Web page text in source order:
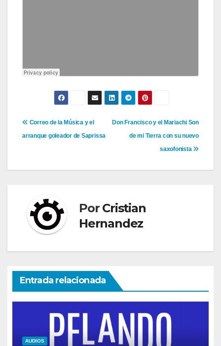
Navegación
de
entradas
Don Francisco y el Mariachi Son
de mi Tierra con su nuevo
saxofonista
Correo de la Música y el
arranque goleador de Saprissa
Por Cristian
Hernandez
Entrada relacionada
AUDIOS